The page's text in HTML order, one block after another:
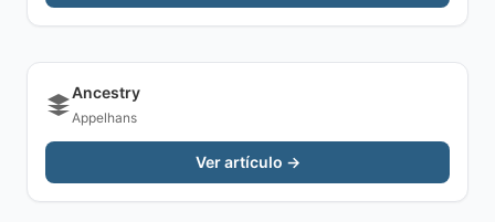
Ancestry
Appelhans
Ver artículo →